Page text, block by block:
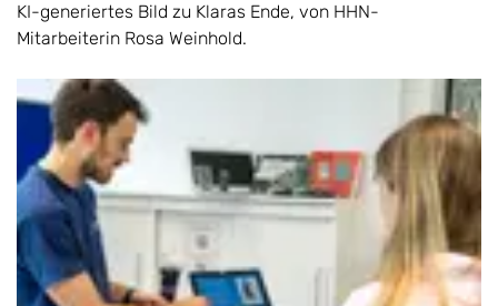
KI-generiertes Bild zu Klaras Ende, von HHN-
Mitarbeiterin Rosa Weinhold.